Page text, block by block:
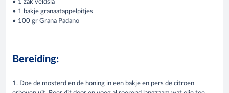
• 1 zak veldsla
• 1 bakje granaatappelpitjes
• 100 gr Grana Padano
Bereiding:
1. Doe de mosterd en de honing in een bakje en pers de citroen